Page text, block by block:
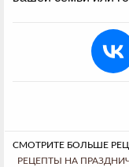
СМОТРИТЕ БОЛЬШЕ
РЕЦЕПТЫ НА